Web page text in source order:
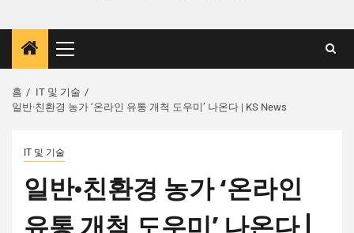
홈
IT 및 기술
일반·친환경 농가 ‘온라인 유통 개척 도우미’ 나온다 | KS News
IT 및 기술
일반·친환경 농가 ‘온라인
유통 개척 도우미’ 나온다 |